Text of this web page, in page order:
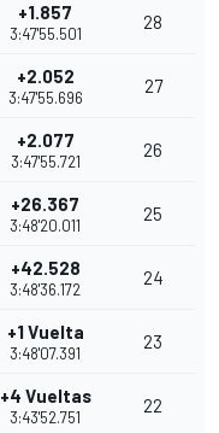
+1.857
3:47'55.501
28
+2.052
3:47'55.696
27
+2.077
3:47'55.721
26
+26.367
3:48'20.011
25
+42.528
3:48'36.172
24
+1 Vuelta
3:48'07.391
23
+4 Vueltas
3:43'52.751
22